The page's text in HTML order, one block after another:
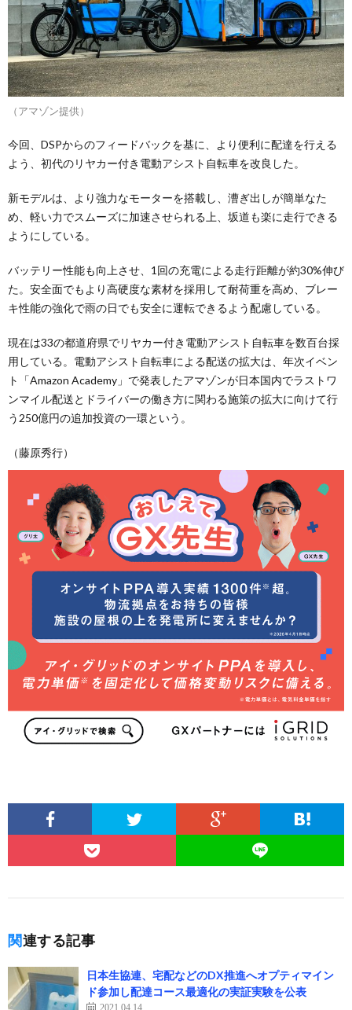
（アマゾン提供）
今回、DSPからのフィードバックを基に、より便利に配達を行える
よう、初代のリヤカー付き電動アシスト自転車を改良した。
新モデルは、より強力なモーターを搭載し、漕ぎ出しが簡単なた
め、軽い力でスムーズに加速させられる上、坂道も楽に走行できる
ようにしている。
バッテリー性能も向上させ、1回の充電による走行距離が約30%伸び
た。安全面でもより高硬度な素材を採用して耐荷重を高め、ブレー
キ性能の強化で雨の日でも安全に運転できるよう配慮している。
現在は33の都道府県でリヤカー付き電動アシスト自転車を数百台採
用している。電動アシスト自転車による配送の拡大は、年次イベン
ト「Amazon Academy」で発表したアマゾンが日本国内でラストワ
ンマイル配送とドライバーの働き方に関わる施策の拡大に向けて行
う250億円の追加投資の一環という。
（藤原秀行）
関連する記事
日本生協連、宅配などのDX推進へオプティマイン
ド参加し配達コース最適化の実証実験を公表
2021.04.14